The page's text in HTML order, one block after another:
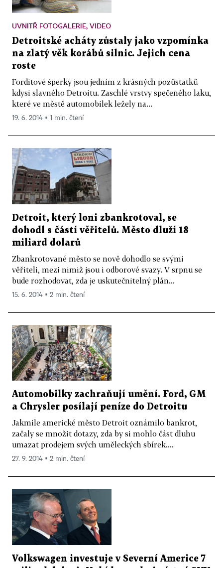
UVNITŘ FOTOGALERIE, VIDEO
Detroitské acháty zůstaly jako vzpomínka
na zlatý věk korábů silnic. Jejich cena
roste
Forditové šperky jsou jedním z krásných pozůstatků
kdysi slavného Detroitu. Zaschlé vrstvy spečeného laku,
které ve městě automobilek ležely na...
19. 6. 2014 ▪ 1 min. čtení
Detroit, který loni zbankrotoval, se
dohodl s částí věřitelů. Město dluží 18
miliard dolarů
Zbankrotované město se nově dohodlo se svými
věřiteli, mezi nimiž jsou i odborové svazy. V srpnu se
bude rozhodovat, zda je uskutečnitelný plán...
15. 6. 2014 ▪ 2 min. čtení
Automobilky zachraňují umění. Ford, GM
a Chrysler posílají peníze do Detroitu
Jakmile americké město Detroit oznámilo bankrot,
začaly se množit dotazy, zda by si mohlo část dluhu
umazat prodejem svých uměleckých sbírek....
27. 9. 2014 ▪ 2 min. čtení
Volkswagen investuje v Severní Americe 7